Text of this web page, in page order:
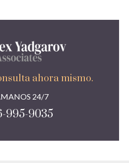
ahora mismo.
24/7
995-9035